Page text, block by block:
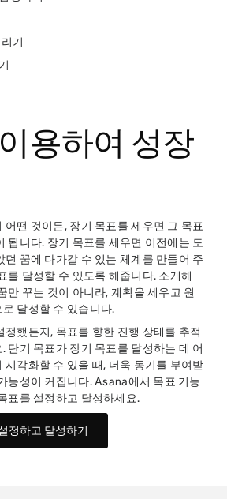
기
용하여 성장
어떤 것이든, 장기 목표를 세우면 그 목표
됩니다. 장기 목표를 세우면 이전에는 도
던 꿈에 다가갈 수 있는 체계를 만들어 주
를 달성할 수 있도록 해줍니다. 소개해
만 꾸는 것이 아니라, 계획을 세우고 원
달성할 수 있습니다.
정했든지, 목표를 향한 진행 상태를 추적
단기 목표가 장기 목표를 달성하는 데 어
시각화할 수 있을 때, 더욱 동기를 부여받
능성이 커집니다. Asana에서 목표 기능
표를 설정하고 달성하세요.
정하고 달성하기